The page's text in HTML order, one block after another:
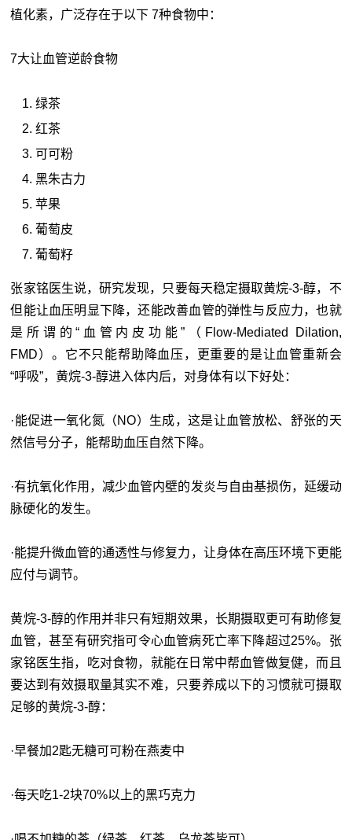
植化素，广泛存在于以下 7种食物中：
7大让血管逆龄食物
绿茶
红茶
可可粉
黑朱古力
苹果
葡萄皮
葡萄籽
张家铭医生说，研究发现，只要每天稳定摄取黄烷-3-醇，不
但能让血压明显下降，还能改善血管的弹性与反应力，也就
是所谓的“血管内皮功能”（Flow-Mediated Dilation,
FMD）。它不只能帮助降血压，更重要的是让血管重新会
“呼吸”，黄烷-3-醇进入体内后，对身体有以下好处：
·能促进一氧化氮（NO）生成，这是让血管放松、舒张的天
然信号分子，能帮助血压自然下降。
·有抗氧化作用，减少血管内壁的发炎与自由基损伤，延缓动
脉硬化的发生。
·能提升微血管的通透性与修复力，让身体在高压环境下更能
应付与调节。
黄烷-3-醇的作用并非只有短期效果，长期摄取更可有助修复
血管，甚至有研究指可令心血管病死亡率下降超过25%。张
家铭医生指，吃对食物，就能在日常中帮血管做复健，而且
要达到有效摄取量其实不难，只要养成以下的习惯就可摄取
足够的黄烷-3-醇：
·早餐加2匙无糖可可粉在燕麦中
·每天吃1-2块70%以上的黑巧克力